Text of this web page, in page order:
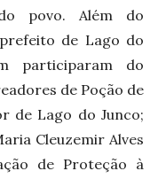
povo. Além do
de Lago do
participaram do
de Poção de
de Lago do Junco;
Cleuzemir Alves
de Proteção à